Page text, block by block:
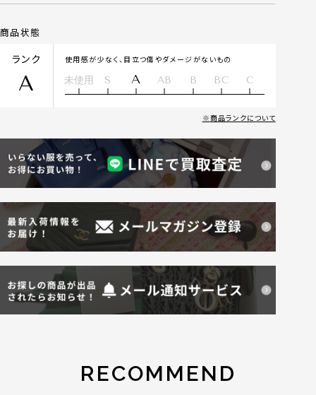
商品状態
ランク
A
使用感が少なく、目立つ傷やダメージがないもの
未使用 S A AB B BC C
商品ランクについて
RECOMMEND